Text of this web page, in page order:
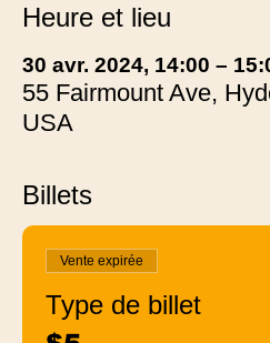
Heure et lieu
30 avr. 2024, 14:00 –
55 Fairmount Ave,
USA
Billets
Vente expirée
Type de billet